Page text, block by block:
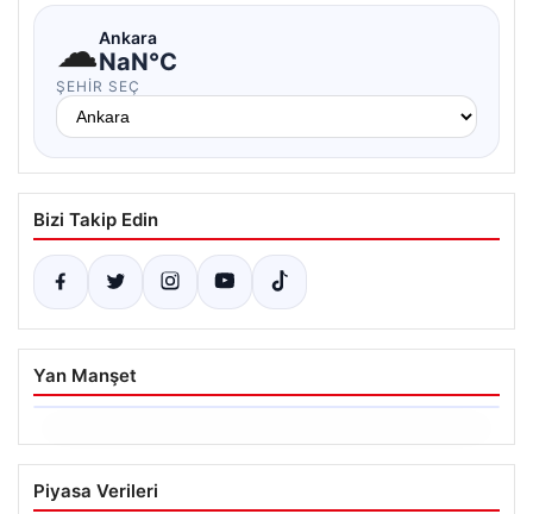
☁Ankara
NaN°C
ŞEHIR SEÇ
Bizi Takip Edin
Yan Manşet
06.08.2026
Ertuğrul Özkök ifade verdi. “Aklımın
ucundan bile geçmez”
Piyasa Verileri